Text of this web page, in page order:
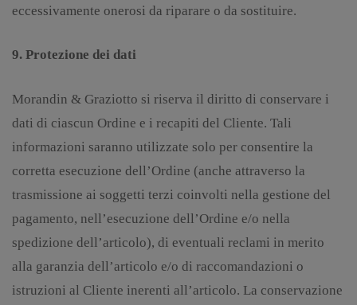
eccessivamente onerosi da riparare o da sostituire.
9. Protezione dei dati
Morandin & Graziotto si riserva il diritto di conservare i
dati di ciascun Ordine e i recapiti del Cliente. Tali
informazioni saranno utilizzate solo per consentire la
corretta esecuzione dell’Ordine (anche attraverso la
trasmissione ai soggetti terzi coinvolti nella gestione del
pagamento, nell’esecuzione dell’Ordine e/o nella
spedizione dell’articolo), di eventuali reclami in merito
alla garanzia dell’articolo e/o di raccomandazioni o
istruzioni al Cliente inerenti all’articolo. La conservazione